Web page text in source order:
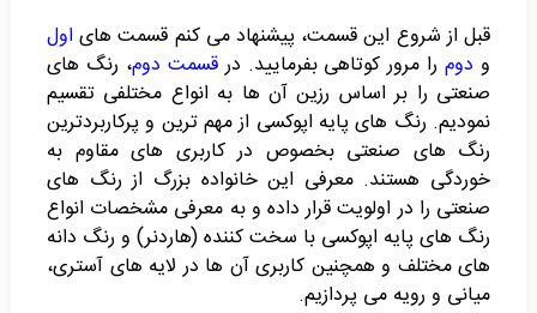
قبل از شروع این قسمت، پیشنهاد می کنم قسمت هایاول
و دومرا مرور کوتاهی بفرمایید. درقسمت دوم، رنگ های
صنعتی را بر اساس رزین آن ها به انواع مختلفی تقسیم
نمودیم. رنگ های پایه اپوکسی از مهم ترین و پرکاربردترین
رنگ های صنعتی بخصوص در کاربری های مقاوم به
خوردگی هستند. معرفی این خانواده بزرگ از رنگ های
صنعتی را در اولویت قرار داده و به معرفی مشخصات انواع
رنگ های پایه اپوکسی با سخت کننده (هاردنر) و رنگ دانه
های مختلف و همچنین کاربری آن ها در لایه های آستری،
میانی و رویه می پردازیم.